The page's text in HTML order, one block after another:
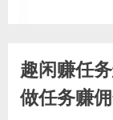
趣闲赚任
做任务赚